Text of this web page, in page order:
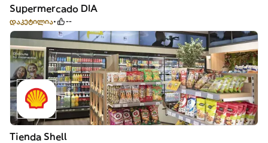
Supermercado DIA
დაკეტილია --
Tienda Shell